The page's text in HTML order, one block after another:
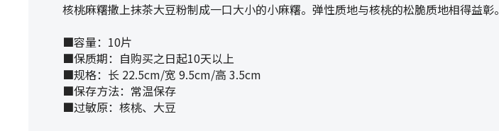
核桃麻糬撒上抹茶大豆粉制成一口大小的小麻糬。弹性质地与核桃的松脆质地相得益彰。
■容量：10片
■保质期：自购买之日起10天以上
■规格：长 22.5cm/宽 9.5cm/高 3.5cm
■保存方法：常温保存
■过敏原：核桃、大豆